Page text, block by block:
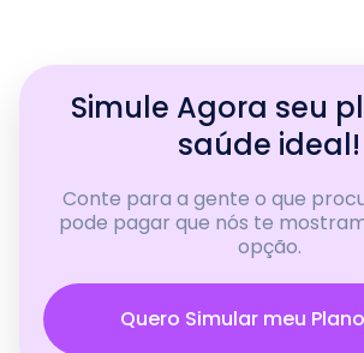
Simule Agora seu
saúde ideal!
Conte para a gente o que
pode pagar que nós te
opção.
Quero Simular meu